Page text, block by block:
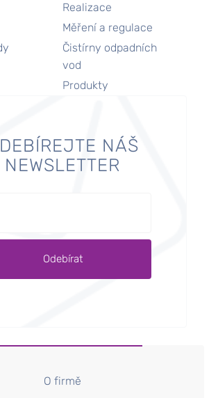
Realizace
Měření a regulace
Čistírny odpadních
vod
Produkty
NÁŠ
NEWSLETTER
O firmě